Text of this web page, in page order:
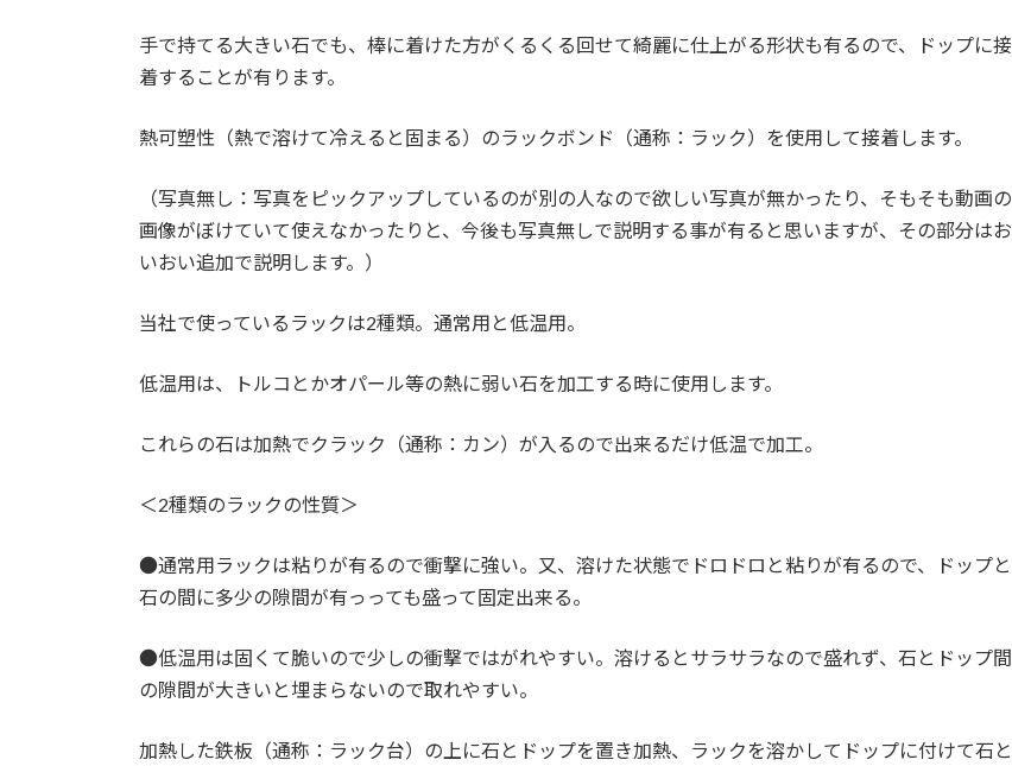
手で持てる大きい石でも、棒に着けた方がくるくる回せて綺麗に仕上がる形状も有るので、ドップに接
着することが有ります。
熱可塑性（熱で溶けて冷えると固まる）のラックボンド（通称：ラック）を使用して接着します。
（写真無し：写真をピックアップしているのが別の人なので欲しい写真が無かったり、そもそも動画の
画像がぼけていて使えなかったりと、今後も写真無しで説明する事が有ると思いますが、その部分はお
いおい追加で説明します。）
当社で使っているラックは2種類。通常用と低温用。
低温用は、トルコとかオパール等の熱に弱い石を加工する時に使用します。
これらの石は加熱でクラック（通称：カン）が入るので出来るだけ低温で加工。
＜2種類のラックの性質＞
●通常用ラックは粘りが有るので衝撃に強い。又、溶けた状態でドロドロと粘りが有るので、ドップと
石の間に多少の隙間が有っっても盛って固定出来る。
●低温用は固くて脆いので少しの衝撃ではがれやすい。溶けるとサラサラなので盛れず、石とドップ間
の隙間が大きいと埋まらないので取れやすい。
加熱した鉄板（通称：ラック台）の上に石とドップを置き加熱、ラックを溶かしてドップに付けて石と